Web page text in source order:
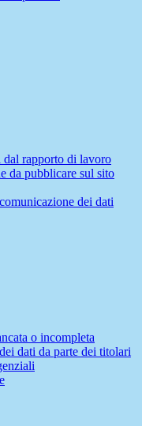
dal rapporto di lavoro
da pubblicare sul sito
dei dati
o incompleta
dati da parte dei titolari